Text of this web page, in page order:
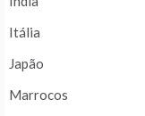
Itália
Japão
Marrocos